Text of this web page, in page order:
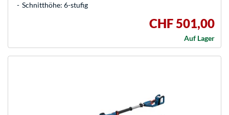
Schnitthöhe: 6-stufig
CHF 501,00
Auf Lager